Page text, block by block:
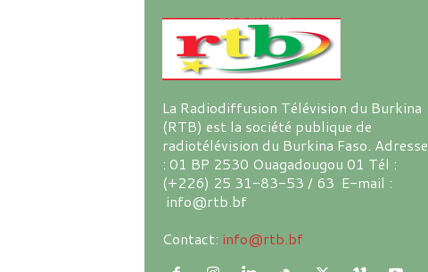
La Radiodiffusion Télévision du Burkina
(RTB) est la société publique de
radiotélévision du Burkina Faso. Adresse
: 01 BP 2530 Ouagadougou 01 Tél :
(+226) 25 31-83-53 / 63 E-mail :
info@rtb.bf
Contact: info@rtb.bf